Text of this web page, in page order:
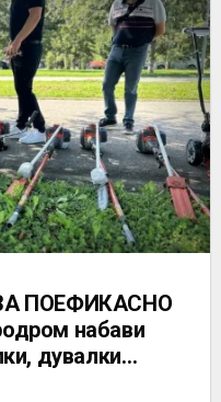
ПОЕФИКАСНО
набави
дувалки…